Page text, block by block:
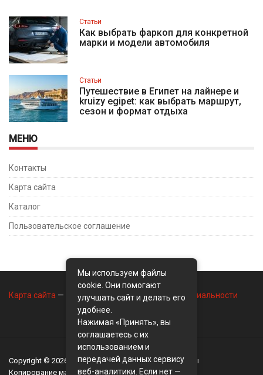
Статьи
Как выбрать фаркоп для конкретной
марки и модели автомобиля
Статьи
Путешествие в Египет на лайнере и
kruizy egipet: как выбрать маршрут,
сезон и формат отдыха
МЕНЮ
Контакты
Карта сайта
Каталог
Пользовательское соглашение
Карта сайта — Контакты— Политика конфиденциальности
Copyright © 2026 BusinessMix- Экономика и финансы
Копирование материалов разрешается, только с
Мы используем файлы
cookie. Они помогают
улучшать сайт и делать его
удобнее.
Нажимая «Принять», вы
соглашаетесь с их
использованием и
передачей данных сервису
веб-аналитики. Если нет —